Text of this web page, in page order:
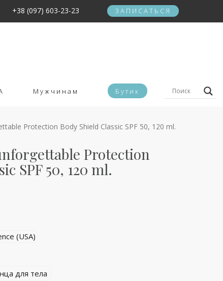
+38 (097) 603-23-23 ЗАПИСАТЬСЯ
Мужчинам Бутик
Protection Body Shield Classic SPF 50, 120 ml.
Protection
SPF 50, 120 ml.
(USA)
для тела